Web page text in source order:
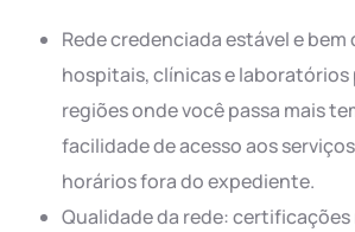
Rede credenciada estável e
hospitais, clínicas e laboratórios
regiões onde você passa mais
facilidade de acesso aos
horários fora do expediente.
Qualidade da rede: certificações